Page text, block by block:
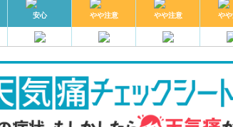
安心 やや注意 やや注意 や